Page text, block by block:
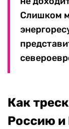
Слишком
Как
Россию и